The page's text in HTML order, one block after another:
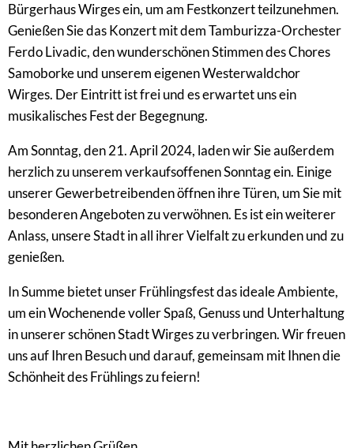
Bürgerhaus Wirges ein, um am Festkonzert teilzunehmen.
Genießen Sie das Konzert mit dem Tamburizza-Orchester
Ferdo Livadic, den wunderschönen Stimmen des Chores
Samoborke und unserem eigenen Westerwaldchor
Wirges. Der Eintritt ist frei und es erwartet uns ein
musikalisches Fest der Begegnung.
Am Sonntag, den 21. April 2024, laden wir Sie außerdem
herzlich zu unserem verkaufsoffenen Sonntag ein. Einige
unserer Gewerbetreibenden öffnen ihre Türen, um Sie mit
besonderen Angeboten zu verwöhnen. Es ist ein weiterer
Anlass, unsere Stadt in all ihrer Vielfalt zu erkunden und zu
genießen.
In Summe bietet unser Frühlingsfest das ideale Ambiente,
um ein Wochenende voller Spaß, Genuss und Unterhaltung
in unserer schönen Stadt Wirges zu verbringen. Wir freuen
uns auf Ihren Besuch und darauf, gemeinsam mit Ihnen die
Schönheit des Frühlings zu feiern!